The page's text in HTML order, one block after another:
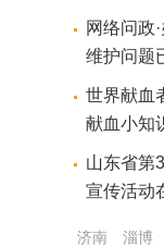
网络问政
维护问题
世界献血
献血小知
山东省第
宣传活动
济南 淄博